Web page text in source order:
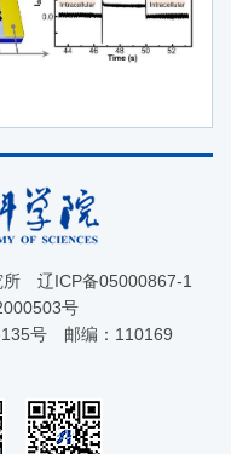
所 辽ICP备05000867-1
号
135号 邮编：110169